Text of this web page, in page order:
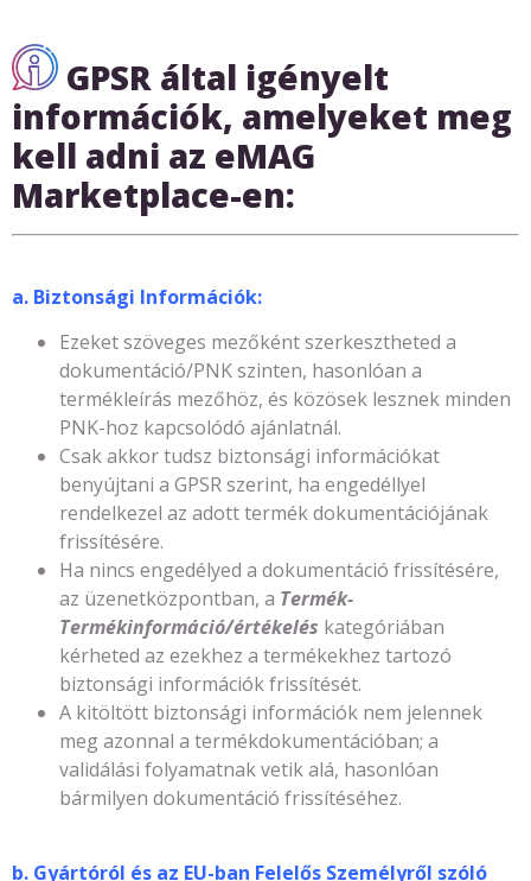
GPSR által igényelt
információk, amelyeket meg
kell adni az eMAG
Marketplace-en:
a. Biztonsági Információk:
Ezeket szöveges mezőként szerkesztheted a
dokumentáció/PNK szinten, hasonlóan a
termékleírás mezőhöz, és közösek lesznek minden
PNK-hoz kapcsolódó ajánlatnál.
Csak akkor tudsz biztonsági információkat
benyújtani a GPSR szerint, ha engedéllyel
rendelkezel az adott termék dokumentációjának
frissítésére.
Ha nincs engedélyed a dokumentáció frissítésére,
az üzenetközpontban, a Termék-
Termékinformáció/értékelés kategóriában
kérheted az ezekhez a termékekhez tartozó
biztonsági információk frissítését.
A kitöltött biztonsági információk nem jelennek
meg azonnal a termékdokumentációban; a
validálási folyamatnak vetik alá, hasonlóan
bármilyen dokumentáció frissítéséhez.
b. Gyártóról és az EU-ban Felelős Személyről szóló